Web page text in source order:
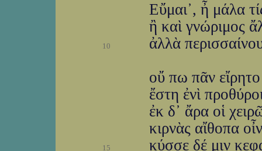
Εὔμαι᾽, ἦ μάλα
ἢ καὶ γνώριμος
10
ἀλλὰ
οὔ πω πᾶν εἴρητο
ἔστη ἐνὶ
ἐκ δ᾽ ἄρα οἱ
κιρνὰς αἴθοπα
15
κύσσε δέ μιν